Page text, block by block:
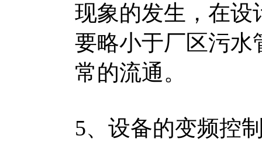
现象的发生，在设
要略小于厂区污水
常的流通。
5、设备的变频控